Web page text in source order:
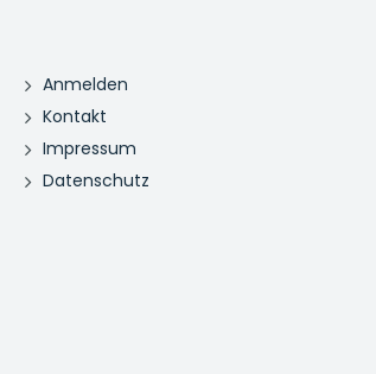
Anmelden
Kontakt
Impressum
Datenschutz